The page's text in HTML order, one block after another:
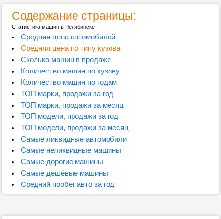
Содержание страницы:
Статистика машин в Челябинске
Средняя цена автомобилей
Средняя цена по типу кузова
Сколько машин в продаже
Количество машин по кузову
Количество машин по годам
ТОП марки, продажи за год
ТОП марки, продажи за месяц
ТОП модели, продажи за год
ТОП модели, продажи за месяц
Самые ликвидные автомобили
Самые неликвидные машины
Самые дорогие машины
Самые дешёвые машины
Средний пробег авто за год